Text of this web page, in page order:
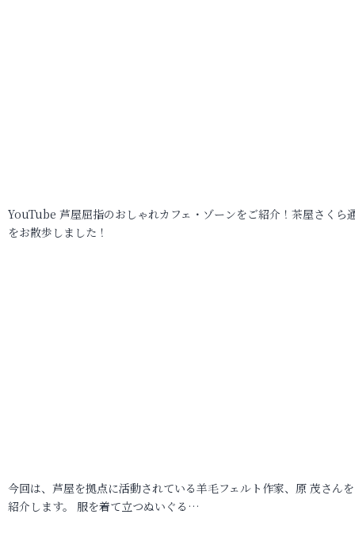
YouTube 芦屋屈指のおしゃれカフェ・ゾーンをご紹介！茶屋さくら
をお散歩しました！
今回は、芦屋を拠点に活動されている羊毛フェルト作家、原 茂さん
紹介します。 服を着て立つぬいぐる…